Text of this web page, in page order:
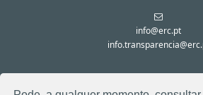
info@erc.pt